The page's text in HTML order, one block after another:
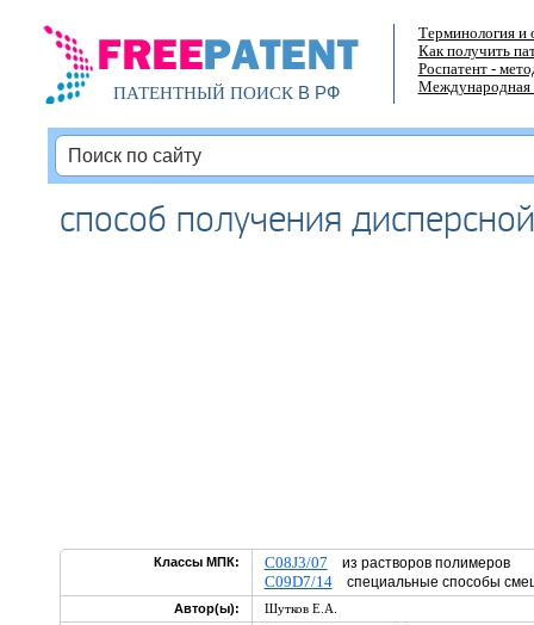
ПАТЕНТНЫЙ ПОИСКВ РФ
Терминология и
Как получить
Роспатент -
Международная
способ получения
Классы МПК: C08J3/07 из растворов полимеров
C09D7/14специальные способы
Автор(ы):
Шутков Е.А.